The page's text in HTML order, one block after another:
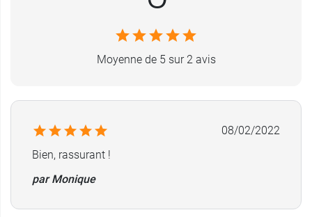
Moyenne de 5 sur 2 avis
08/02/2022
Bien, rassurant !
par Monique